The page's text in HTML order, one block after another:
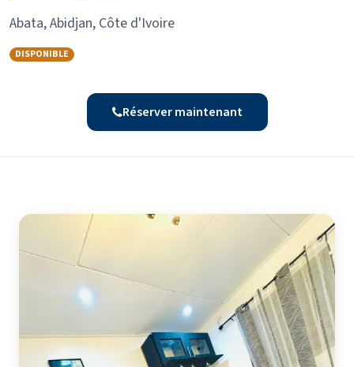
Abata, Abidjan, Côte d'Ivoire
DISPONIBLE
Réserver maintenant